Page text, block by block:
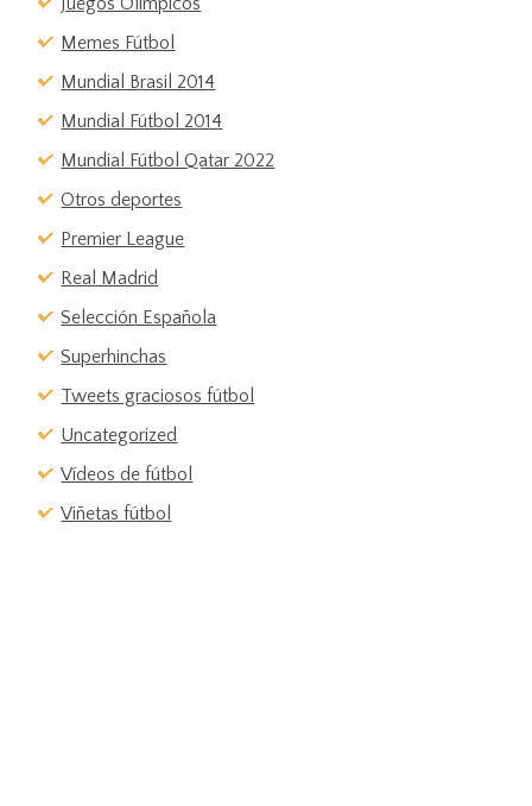
Memes Fútbol
Mundial Brasil 2014
Mundial Fútbol 2014
Mundial Fútbol Qatar 2022
Otros deportes
Premier League
Real Madrid
Selección Española
Superhinchas
Tweets graciosos fútbol
Uncategorized
Vídeos de fútbol
Viñetas fútbol